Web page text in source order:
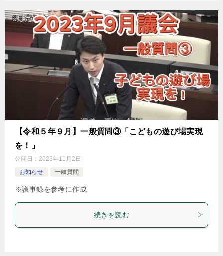
【令和５年９月】一般質問③「こどもの遊び場実現
を！」
公開日： 2023年11月2日
お知らせ
一般質問
※議事録を参考に作成
続きを読む